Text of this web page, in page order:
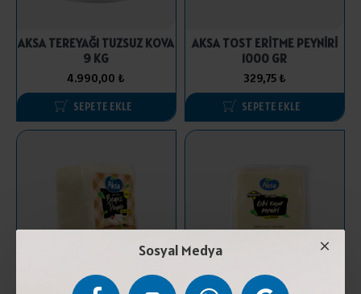
Sosyal Medya
AKSA TEREYAĞI TUZSUZ KOVA
9 KG
4.990,00 ₺
SEPETE EKLE
AKSA TOST ERİTME PEYNİRİ
1000 GR
329,75 ₺
SEPETE EKLE